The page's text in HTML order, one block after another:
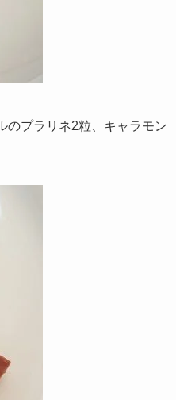
のプラリネ2粒、キャラモン